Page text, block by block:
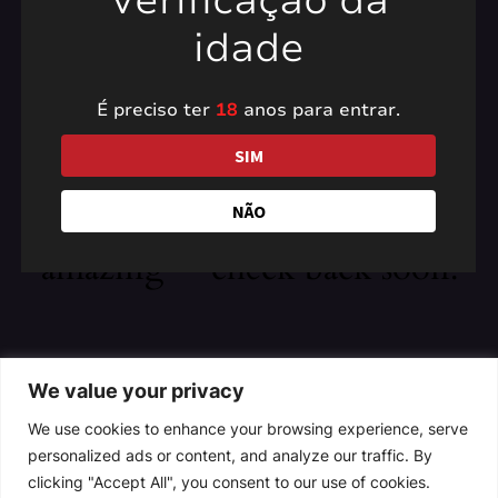
We value your privacy
We use cookies to enhance your browsing experience, serve
personalized ads or content, and analyze our traffic. By
clicking "Accept All", you consent to our use of cookies.
Pardon our dust! We're
working on something
amazing — check back soon!
idade
É preciso ter 18 anos para entrar.
SIM
NÃO